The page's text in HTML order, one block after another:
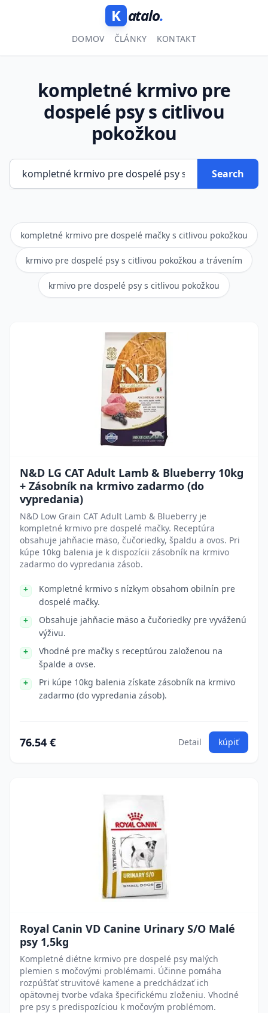
K atalo.
DOMOV ČLÁNKY KONTAKT
kompletné krmivo pre
dospelé psy s citlivou
pokožkou
Search
kompletné krmivo pre dospelé mačky s citlivou pokožkou
krmivo pre dospelé psy s citlivou pokožkou a trávením
krmivo pre dospelé psy s citlivou pokožkou
N&D LG CAT Adult Lamb & Blueberry 10kg
+ Zásobník na krmivo zadarmo (do
vypredania)
N&D Low Grain CAT Adult Lamb & Blueberry je
kompletné krmivo pre dospelé mačky. Receptúra
obsahuje jahňacie mäso, čučoriedky, špaldu a ovos. Pri
kúpe 10kg balenia je k dispozícii zásobník na krmivo
zadarmo do vypredania zásob.
Kompletné krmivo s nízkym obsahom obilnín pre
dospelé mačky.
Obsahuje jahňacie mäso a čučoriedky pre vyváženú
výživu.
Vhodné pre mačky s receptúrou založenou na
špalde a ovse.
Pri kúpe 10kg balenia získate zásobník na krmivo
zadarmo (do vypredania zásob).
76.54 € Detail kúpiť
Royal Canin VD Canine Urinary S/O Malé
psy 1,5kg
Kompletné diétne krmivo pre dospelé psy malých
plemien s močovými problémami. Účinne pomáha
rozpúšťať struvitové kamene a predchádzať ich
opätovnej tvorbe vďaka špecifickému zloženiu. Vhodné
pre psy s predispozíciou k močovým problémom.